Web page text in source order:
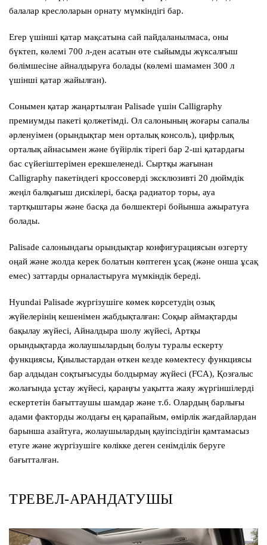
балалар креслоларын орнату мүмкіндігі бар.
Егер үшінші қатар мақсатына сай пайдаланылмаса, оны
бүктеп, көлемі 700 л-ден асатын өте сыйымды жүксалғыш
бөлімшесіне айналдыруға болады (көлемі шамамен 300 л
үшінші қатар жайылған).
Сонымен қатар жаңартылған Palisade үшін Calligraphy
премиумды пакеті қолжетімді. Ол салонының жоғары сапалы
әрленуімен (орындықтар мен орталық консоль), цифрлық
орталық айнасымен және бүйірлік тірегі бар 2-ші қатардағы
бас сүйегіштерімен ерекшеленеді. Сыртқы жағынан
Calligraphy пакетіндегі кроссоверді эксклюзивті 20 дюймдік
жеңіл балқығыш дискілері, басқа радиатор торы, ауа
тартқыштары және басқа да бөлшектері бойынша ажыратуға
болады.
Palisade салонындағы орындықтар конфигурациясын өзгерту
оңай және жолда керек болатын көптеген ұсақ (және онша ұсақ
емес) заттарды орналастыруға мүмкіндік береді.
Hyundai Palisade жүргізушіге көмек көрсетудің озық
жүйелерінің кешенімен жабдықталған: Соқыр аймақтарды
бақылау жүйесі, Айналдыра шолу жүйесі, Артқы
орындықтарда жолаушылардың болуы туралы ескерту
функциясы, Қиылыстардан өткен кезде көмектесу функциясы
бар алдыдан соқтығысуды болдырмау жүйесі (FCA), Қозғалыс
жолағында ұстау жүйесі, қараңғы уақытта жаяу жүргіншілерді
ескертетін бағыттаушы шамдар және т.б. Олардың барлығы
адами факторды жолдағы ең қарапайым, өмірлік жағдайлардан
барынша азайтуға, жолаушылардың қауіпсіздігін қамтамасыз
етуге және жүргізушіге көлікке деген сенімділік беруге
бағытталған.
ТРЕВЕЛ-АРАНДАТУШЫ